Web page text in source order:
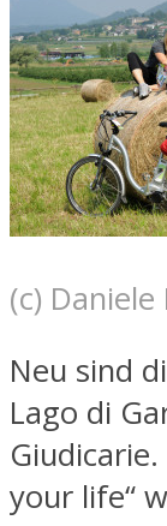
(c) Daniele
Neu sind
Lago di
your life“